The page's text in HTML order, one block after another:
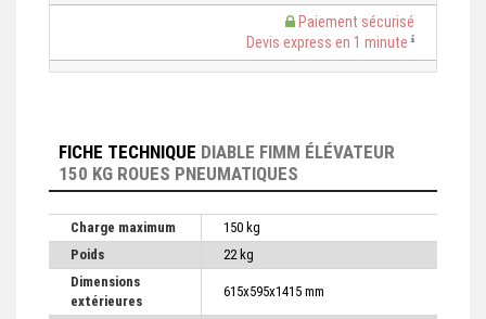
Paiement sécurisé
Devis express en 1 minute
FICHE TECHNIQUE DIABLE FIMM ÉLÉVATEUR
150 KG ROUES PNEUMATIQUES
Charge maximum
150 kg
Poids
22 kg
Dimensions
extérieures
615x595x1415 mm